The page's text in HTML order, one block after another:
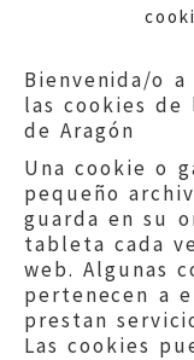
Bienvenida/o
las cookies
de Aragón
Una cookie o
pequeño
guarda en su
tableta cada
web. Algunas
pertenecen a
prestan
Las cookies